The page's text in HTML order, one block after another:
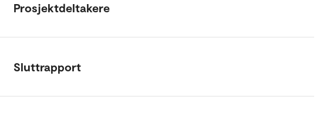
Prosjektdeltakere
Sluttrapport